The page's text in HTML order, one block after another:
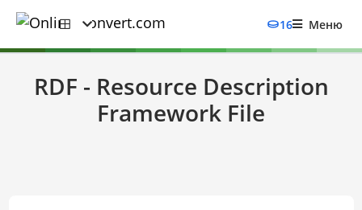
16 Меню
RDF - Resource Description
Framework File